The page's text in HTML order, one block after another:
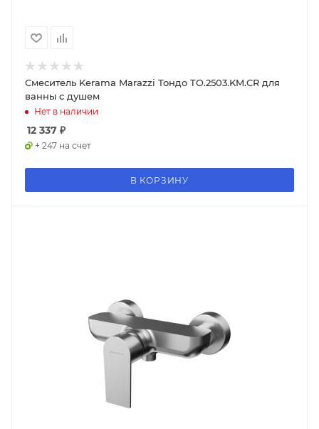
Смеситель Kerama Marazzi Тондо TO.2503.KM.CR для
ванны с душем
Нет в наличии
12 337 ₽
+ 247 на счет
В КОРЗИНУ